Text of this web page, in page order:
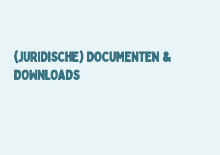
(JURIDISCHE) DOCUMENTEN &
DOWNLOADS